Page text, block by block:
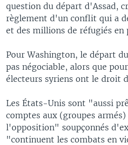
question du départ d'Assad,
règlement d'un conflit qui a
et des millions de réfugiés en
Pour Washington, le départ
pas négociable, alors que
électeurs syriens ont le droit
Les États-Unis sont "aussi
comptes aux (groupes
l'opposition" soupçonnés
"continuent les combats en